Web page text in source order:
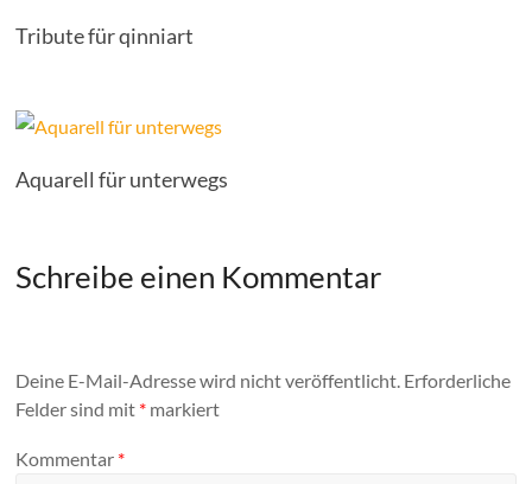
Tribute für qinniart
Aquarell für unterwegs
Schreibe einen Kommentar
Deine E-Mail-Adresse wird nicht veröffentlicht. Erforderliche
Felder sind mit * markiert
Kommentar *